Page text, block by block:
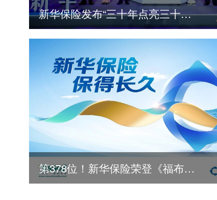
新华保险发布“三十年点亮三十城”全国人才计划
第378位！新华保险荣登《福布斯》全球500强